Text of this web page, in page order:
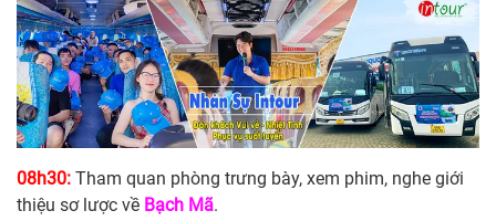
08h30: Tham quan phòng trưng bày, xem phim, nghe giới
thiệu sơ lược về Bạch Mã.